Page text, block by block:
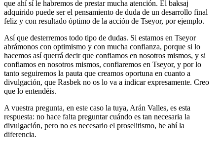
que ahí sí le habremos de prestar mucha atención. El baksaj
adquirido puede ser el pensamiento de duda de un desarrollo final
feliz y con resultado óptimo de la acción de Tseyor, por ejemplo.
Así que desterremos todo tipo de dudas. Si estamos en Tseyor
abrámonos con optimismo y con mucha confianza, porque si lo
hacemos así querrá decir que confiamos en nosotros mismos, y si
confiamos en nosotros mismos, confiaremos en Tseyor, y por lo
tanto seguiremos la pauta que creamos oportuna en cuanto a
divulgación, que Rasbek no os lo va a indicar expresamente. Creo
que lo entendéis.
A vuestra pregunta, en este caso la tuya, Arán Valles, es esta
respuesta: no hace falta preguntar cuándo es tan necesaria la
divulgación, pero no es necesario el proselitismo, he ahí la
diferencia.